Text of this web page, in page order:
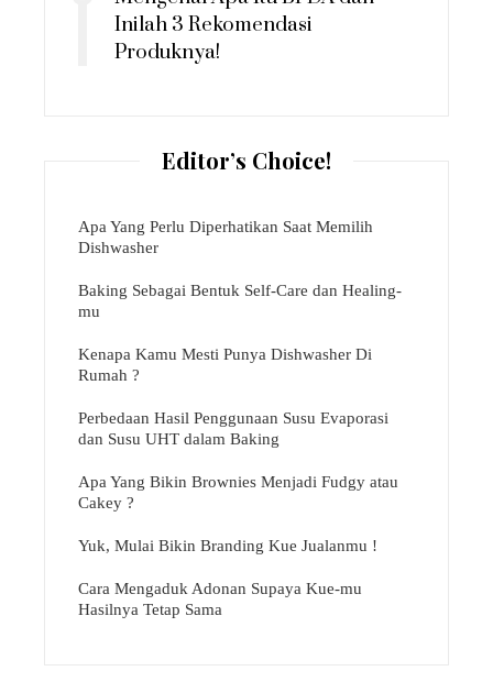
Inilah 3 Rekomendasi
Produknya!
Editor’s Choice!
Apa Yang Perlu Diperhatikan Saat Memilih
Dishwasher
Baking Sebagai Bentuk Self-Care dan Healing-
mu
Kenapa Kamu Mesti Punya Dishwasher Di
Rumah ?
Perbedaan Hasil Penggunaan Susu Evaporasi
dan Susu UHT dalam Baking
Apa Yang Bikin Brownies Menjadi Fudgy atau
Cakey ?
Yuk, Mulai Bikin Branding Kue Jualanmu !
Cara Mengaduk Adonan Supaya Kue-mu
Hasilnya Tetap Sama